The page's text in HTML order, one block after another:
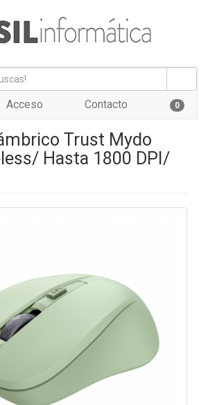
Acceso Contacto 0
Trust Mydo
Hasta 1800 DPI/